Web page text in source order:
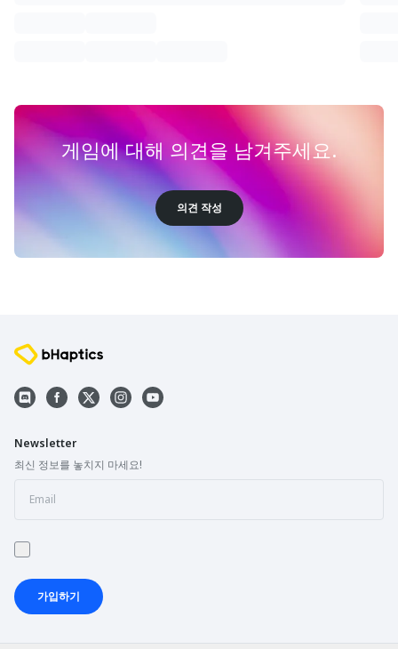
게임에 대해 의견을 남겨주세요.
의견 작성
Newsletter
최신 정보를 놓치지 마세요!
가입하기